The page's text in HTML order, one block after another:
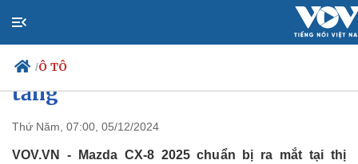
/Ô TÔ
Chính trị
Xã
Mazda CX-8 2025 chuẩn bị ra
mắt thị trường Việt Nam, giá bán
tăng
Thứ Năm, 07:00, 05/12/2024
VOV.VN - Mazda CX-8 2025 chuẩn bị ra mắt tại thị